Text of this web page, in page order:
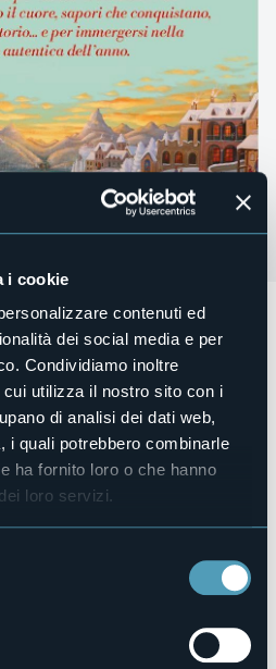
i cookie
contenuti ed
dei social media e per
Condividiamo inoltre
utilizza il nostro sito con i
di analisi dei dati web,
i quali potrebbero combinarle
ha fornito loro o che hanno
loro servizi.
inPiazza del Popoloper
bancarelle propongono un
curiosità ed oggetti regalo
gustosi prodotti